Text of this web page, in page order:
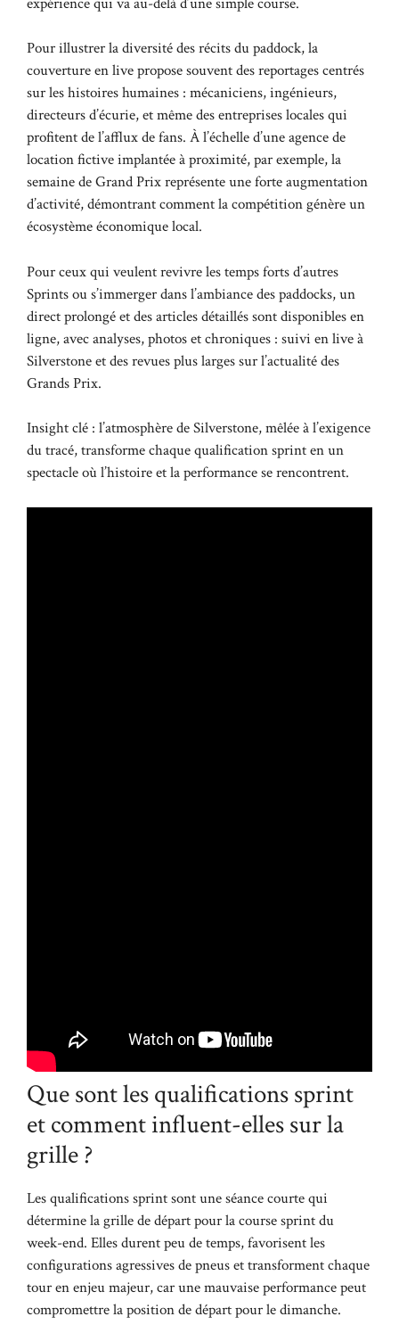
Pour illustrer la diversité des récits du paddock, la
couverture en live propose souvent des reportages centrés
sur les histoires humaines : mécaniciens, ingénieurs,
directeurs d’écurie, et même des entreprises locales qui
profitent de l’afflux de fans. À l’échelle d’une agence de
location fictive implantée à proximité, par exemple, la
semaine de Grand Prix représente une forte augmentation
d’activité, démontrant comment la compétition génère un
écosystème économique local.
Pour ceux qui veulent revivre les temps forts d’autres
Sprints ou s’immerger dans l’ambiance des paddocks, un
direct prolongé et des articles détaillés sont disponibles en
ligne, avec analyses, photos et chroniques : suivi en live à
Silverstoneet des revues plus larges sur l’actualité des
Grands Prix.
Insight clé : l’atmosphère de Silverstone, mêlée à l’exigence
du tracé, transforme chaque qualification sprint en un
spectacle où l’histoire et la performance se rencontrent.
Que sont les qualifications sprint
et comment influent-elles sur la
grille ?
Les qualifications sprint sont une séance courte qui
détermine la grille de départ pour la course sprint du
week-end. Elles durent peu de temps, favorisent les
configurations agressives de pneus et transforment chaque
tour en enjeu majeur, car une mauvaise performance peut
compromettre la position de départ pour le dimanche.